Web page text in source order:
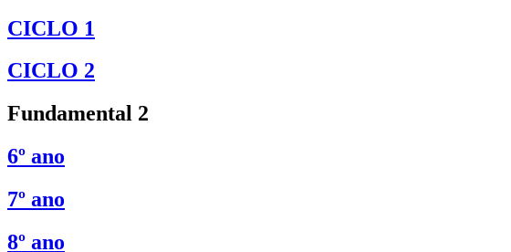
CICLO 1
CICLO 2
Fundamental 2
6º ano
7º ano
8º ano